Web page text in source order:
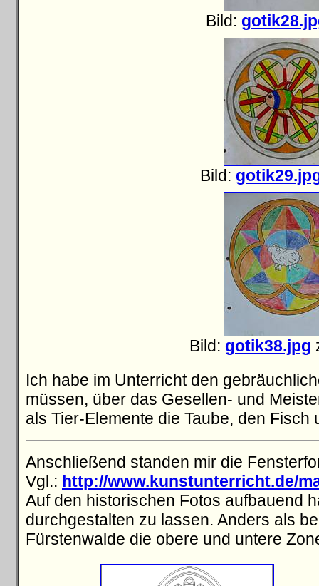
Bild:
Bild:
Bild: gotik38.jpg
Ich habe im Unterricht den
müssen, über das Gesellen- und
als Tier-Elemente die Taube, den Fisch
Anschließend standen mir die
Vgl.: http://www.kunstunterricht.de/
Auf den historischen Fotos aufbauend
durchgestalten zu lassen. Anders als
Fürstenwalde die obere und untere